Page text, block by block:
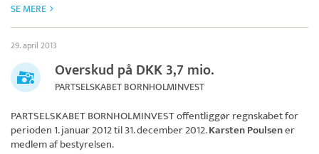
SE MERE
29. april 2013
Overskud på DKK 3,7 mio.
PARTSELSKABET BORNHOLMINVEST
PARTSELSKABET BORNHOLMINVESToffentliggør regnskabet for
perioden 1. januar 2012 til 31. december 2012.Karsten Poulsener
medlem af bestyrelsen.